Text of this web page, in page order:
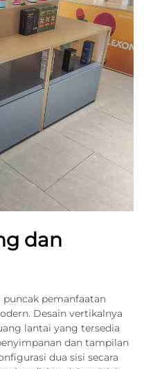
dan
pemanfaatan
Desain vertikalnya
lantai yang tersedia
dan tampilan
dua sisi secara